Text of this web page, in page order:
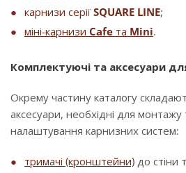
карнизи серії SQUARE LINE;
міні-карнизи Cafe та Mini.
Комплектуючі та аксесуари
Окрему частину каталогу
аксесуари, необхідні для монтажу
налаштування карнизних систем:
тримачі (кронштейни) до стіни